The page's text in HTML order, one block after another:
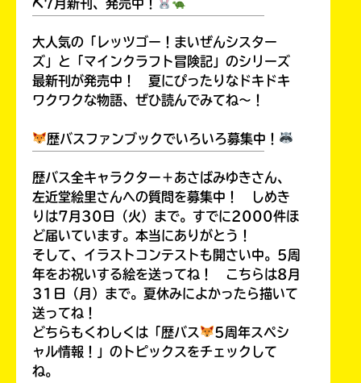
Loading...
⛏7月新刊、発売中！
大人気の「レッツゴー！まいぜんシスター
ズ」と「マインクラフト冒険記」のシリーズ
最新刊が発売中！ 夏にぴったりなドキドキ
ワクワクな物語、ぜひ読んでみてね～！
歴バスファンブックでいろいろ募集中！
歴バス全キャラクター＋あさばみゆきさん、
左近堂絵里さんへの質問を募集中！ しめき
りは7月30日（火）まで。すでに2000件ほ
ど届いています。本当にありがとう！
そして、イラストコンテストも開さい中。5周
年をお祝いする絵を送ってね！ こちらは8月
31日（月）まで。夏休みによかったら描いて
送ってね！
どちらもくわしくは「歴バス
5周年スペシ
ャル情報！」のトピックスをチェックして
ね。
入
力
内
に
エ